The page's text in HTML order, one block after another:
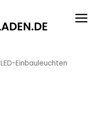
LED-Einbauleuchten